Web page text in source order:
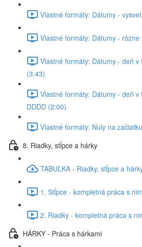
Vlastné formáty: Dátumy -
Vlastné formáty: Dátumy -
Vlastné formáty: Dátumy - deň v
(3:43)
Vlastné formáty: Dátumy - deň v
DDDD (2:00)
Vlastné formáty: Nuly na
8. Riadky, stĺpce a hárky
TABUĽKA - Riadky, stĺpce a
1. Stĺpce - kompletná práca s
2. Riadky - kompletná práca s
HÁRKY - Práca s hárkami